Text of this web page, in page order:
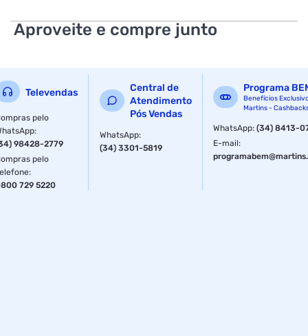
Aproveite e compre junto
Televendas
pelo
:
98428-2779
pelo
:
729 5220
Central de
Atendimento
Pós Vendas
WhatsApp:
(34) 3301-5819
Programa
Benefícios
Martins -
WhatsApp:(34) 8413-
E-mail: